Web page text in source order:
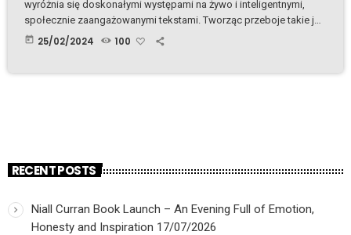
wyróżnia się doskonałymi występami na żywo i inteligentnymi,
społecznie zaangażowanymi tekstami. Tworząc przeboje takie jak
"Do prostego człowieka" czy "Wiej-ska", stali się muzyczną siłą,
today 25/02/2024 100
RECENT POSTS
Niall Curran Book Launch – An Evening Full of Emotion,
Honesty and Inspiration 17/07/2026